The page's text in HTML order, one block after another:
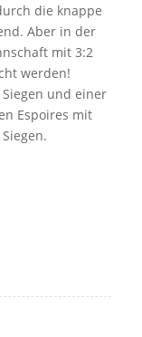
die knappe
Aber in der
mit 3:2
werden!
und einer
Espoires mit